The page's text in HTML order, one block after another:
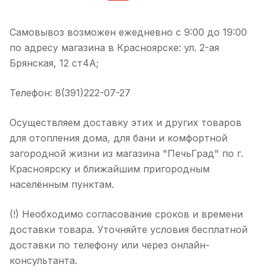
Самовывоз возможен ежедневно с 9:00 до 19:00
по адресу магазина в Красноярске: ул. 2-ая
Брянская, 12 ст4А;
Телефон: 8(391)222-07-27
Осуществляем доставку этих и других товаров
для отопления дома, для бани и комфортной
загородной жизни из магазина "ПечьГрад" по г.
Красноярску и ближайшим пригородным
населённым пунктам.
(!) Необходимо согласование сроков и времени
доставки товара. Уточняйте условия бесплатной
доставки по телефону или через онлайн-
консультанта.